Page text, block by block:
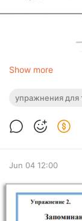
Забываете пин-
любит
Show more
упражнения для
Jun 04 12:00